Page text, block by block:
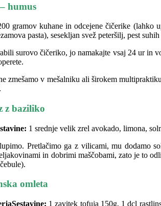
humus
gramov kuhane in odcejene čičerike (lahko
pasta), sesekljan svež peteršilj, pest
surovo čičeriko, jo namakajte vsaj 24 ur in
zmešamo v mešalniku ali širokem
z baziliko
1 srednje velik zrel avokado, limona,
Pretlačimo ga z vilicami, mu dodamo
in dobrimi maščobami, zato je to
omleta
Sestavine: 1 zavitek tofuja 150g, 1 dcl